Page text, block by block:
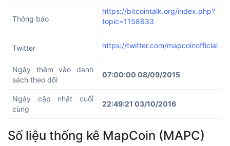
Thông báo
https://bitcointalk.org/index.php?
topic=1158633
Twitter https://twitter.com/mapcoinofficial
Ngày thêm vào danh
sách theo dõi
07:00:00 08/09/2015
Ngày cập nhật cuối
cùng
22:49:21 03/10/2016
Số liệu thống kê MapCoin (MAPC)